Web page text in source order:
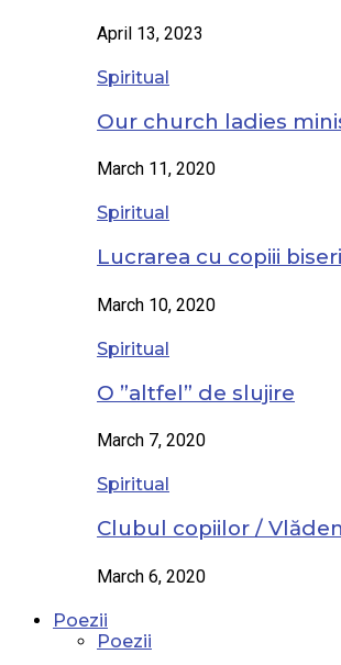
April 13, 2023
Spiritual
Our church ladies
March 11, 2020
Spiritual
Lucrarea cu copiii
March 10, 2020
Spiritual
O ”altfel” de slujire
March 7, 2020
Spiritual
Clubul copiilor /
March 6, 2020
Poezii
Poezii